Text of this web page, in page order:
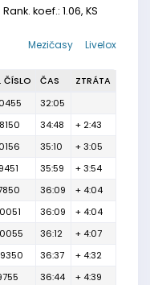
Rank. koef.: 1.06, KS
Livelox
Mezičasy
ČÍSLO ČAS
ZTRÁTA
32:05
34:48
+ 2:43
35:10
+ 3:05
35:59
+ 3:54
36:09
+ 4:04
36:09
+ 4:04
36:12
+ 4:07
36:37
+ 4:32
36:44
+ 4:39